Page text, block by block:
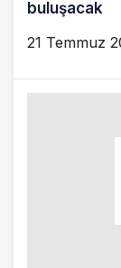
buluşacak
21 Temmuz